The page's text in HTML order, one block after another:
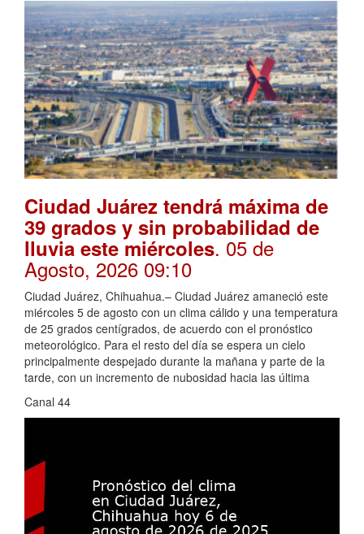
Ciudad Juárez tendrá máxima de
39 grados y sin probabilidad de
lluvia este miércoles. 05 de
Agosto, 2026 09:10
Ciudad Juárez, Chihuahua.– Ciudad Juárez amaneció este
miércoles 5 de agosto con un clima cálido y una temperatura
de 25 grados centígrados, de acuerdo con el pronóstico
meteorológico. Para el resto del día se espera un cielo
principalmente despejado durante la mañana y parte de la
tarde, con un incremento de nubosidad hacia las última
Canal 44